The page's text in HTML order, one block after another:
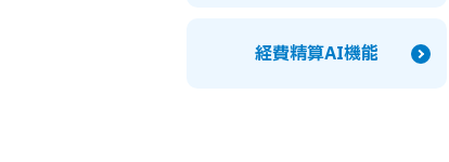
経費精算AI機能